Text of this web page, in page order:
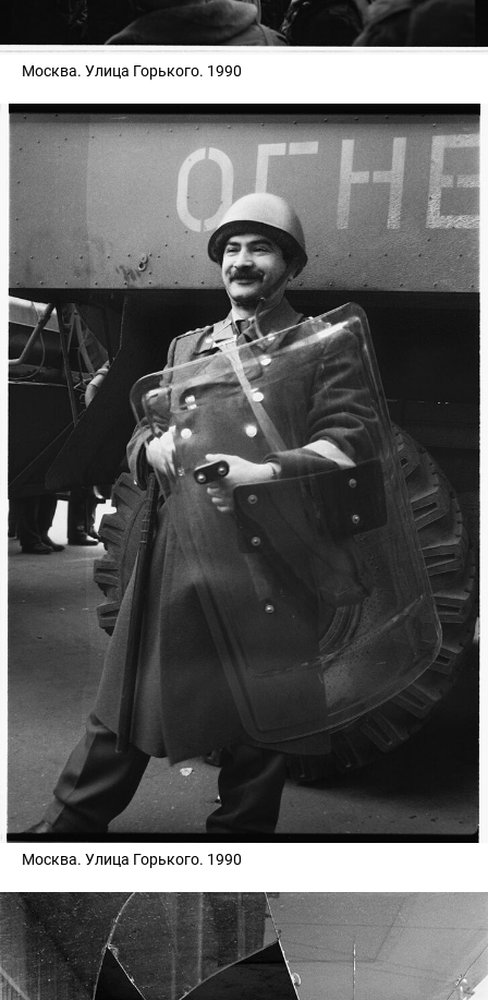
Москва. Улица Горького. 1990
Москва. Улица Горького. 1990